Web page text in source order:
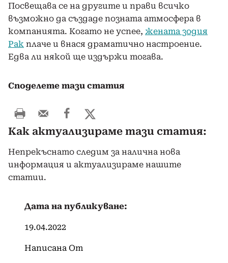
Посвещава се на другите и прави всичко
възможно да създаде позната атмосфера в
компанията. Когато не успее, жената зодия
Рак плаче и внася драматично настроение.
Едва ли някой ще издържи тогава.
Споделете тази статия
Как актуализираме тази статия:
Непрекъснато следим за налична нова
информация и актуализираме нашите
статии.
Дата на публикуване:
19.04.2022
Написана От